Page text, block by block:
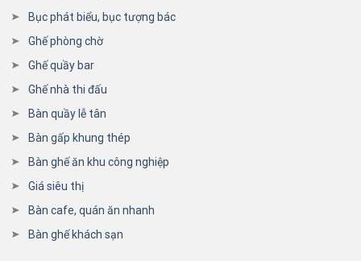
Bục phát biểu, bục tượng bác
Ghế phòng chờ
Ghế quầy bar
Ghế nhà thi đấu
Bàn quầy lễ tân
Bàn gấp khung thép
Bàn ghế ăn khu công nghiệp
Giá siêu thị
Bàn cafe, quán ăn nhanh
Bàn ghế khách sạn